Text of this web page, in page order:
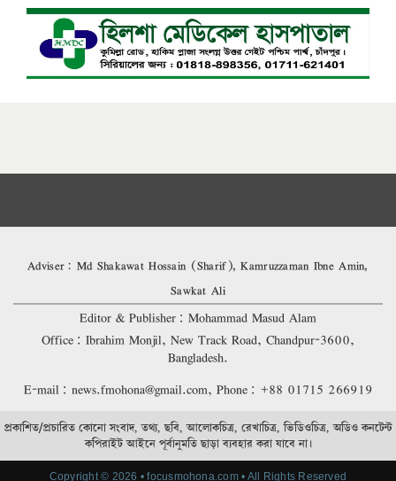
Adviser: Md Shakawat Hossain (Sharif), Kamruzzaman Ibne Amin,
Sawkat Ali
Editor & Publisher: Mohammad Masud Alam
Office: Ibrahim Monjil, New Track Road, Chandpur-3600,
Bangladesh.
E-mail: news.fmohona@gmail.com, Phone: +88 01715 266919
প্রকাশিত/প্রচারিত কোনো সংবাদ, তথ্য, ছবি, আলোকচিত্র, রেখাচিত্র, ভিডিওচিত্র, অডিও কনটেন্ট
কপিরাইট আইনে পূর্বানুমতি ছাড়া ব্যবহার করা যাবে না।
Copyright © 2026 • focusmohona.com • All Rights Reserved